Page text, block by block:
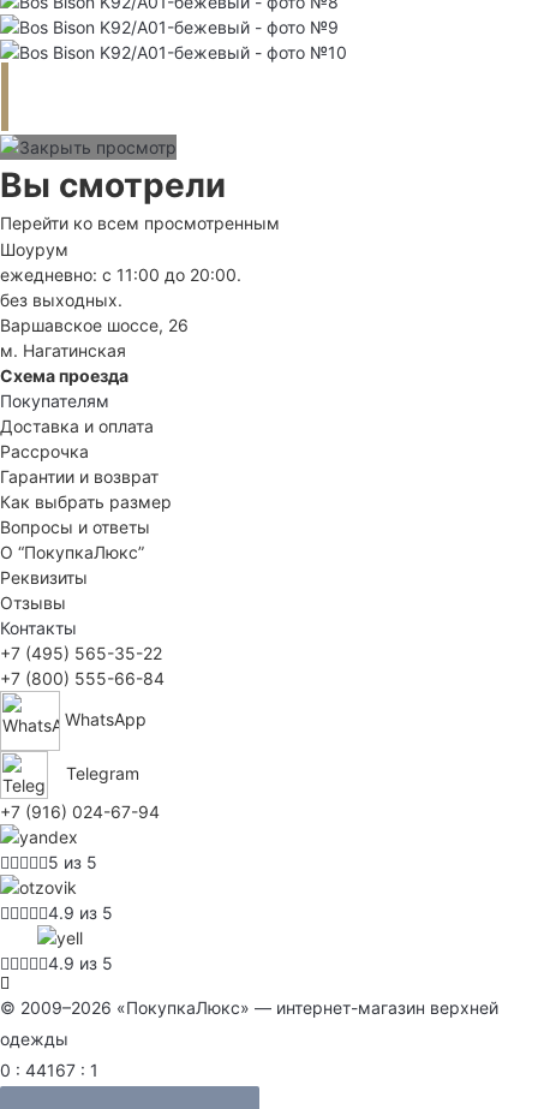
Вы смотрели
Перейти ко всем просмотренным
Шоурум
ежедневно: с 11:00 до 20:00.
без выходных.
Варшавское шоссе, 26
м. Нагатинская
Схема проезда
Покупателям
Доставка и оплата
Рассрочка
Гарантии и возврат
Как выбрать размер
Вопросы и ответы
О “ПокупкаЛюкс”
Реквизиты
Отзывы
Контакты
+7 (495) 565-35-22
+7 (800) 555-66-84
WhatsApp
Telegram
+7 (916) 024-67-94
5 из 5
4.9 из 5
4.9 из 5
© 2009–2026 «ПокупкаЛюкс» — интернет-магазин верхней
одежды
0 : 44167 : 1